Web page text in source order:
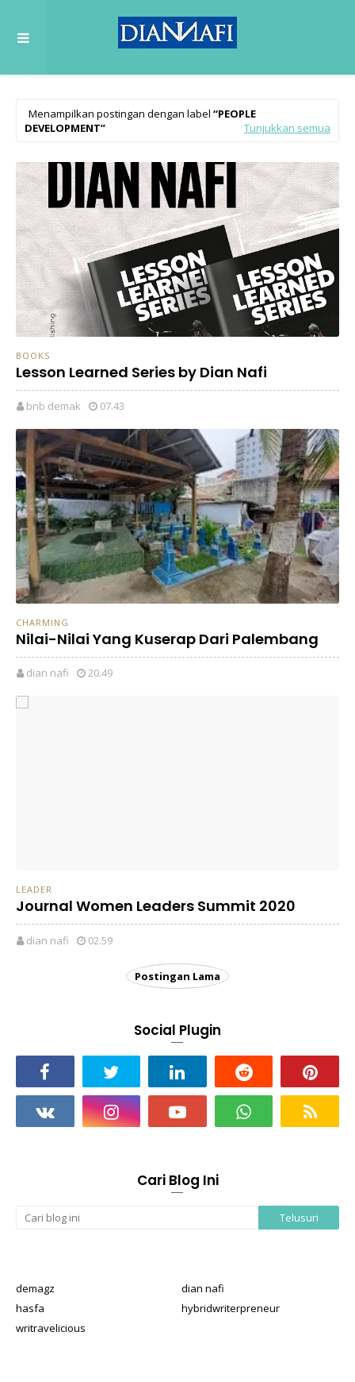
Menampilkan postingan dengan label
PEOPLE
DEVELOPMENT
Tunjukkan semua
BOOKS
Lesson Learned Series by Dian Nafi
bnb demak 07.43
CHARMING
Nilai-Nilai Yang Kuserap Dari Palembang
dian nafi 20.49
LEADER
Journal Women Leaders Summit 2020
dian nafi 02.59
Postingan Lama
Social Plugin
Cari Blog Ini
demagz
dian nafi
hasfa
hybridwriterpreneur
writravelicious